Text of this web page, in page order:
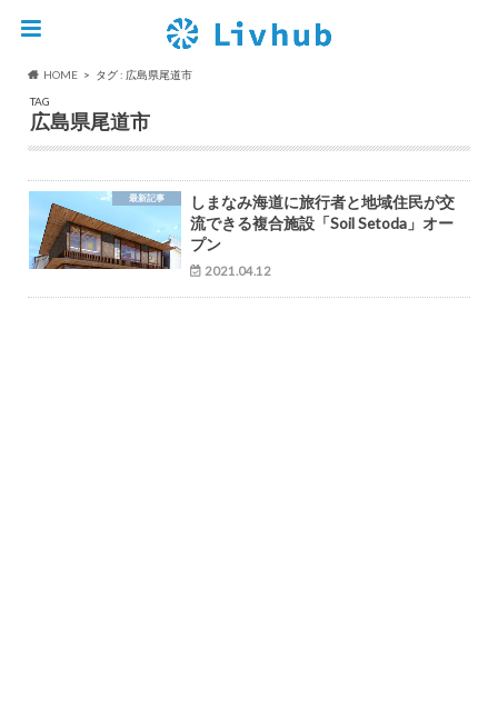
HOME
タグ : 広島県尾道市
TAG
広島県尾道市
最新記事
しまなみ海道に旅行者と地域住民が交
流できる複合施設「Soil Setoda」オー
プン
2021.04.12